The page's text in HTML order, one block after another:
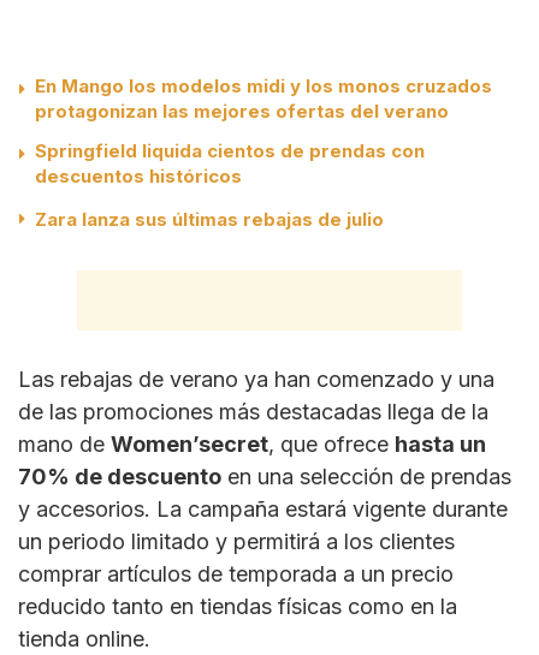
En Mango los modelos midi y los monos cruzados
protagonizan las mejores ofertas del verano
Springfield liquida cientos de prendas con
descuentos históricos
Zara lanza sus últimas rebajas de julio
Las rebajas de verano ya han comenzado y una
de las promociones más destacadas llega de la
mano de Women’secret, que ofrece hasta un
70% de descuento en una selección de prendas
y accesorios. La campaña estará vigente durante
un periodo limitado y permitirá a los clientes
comprar artículos de temporada a un precio
reducido tanto en tiendas físicas como en la
tienda online.